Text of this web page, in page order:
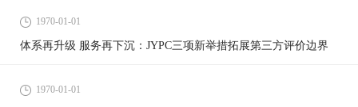
1970-01-01
体系再升级 服务再下沉：JYPC三项新举措拓展第三方评价边界
1970-01-01